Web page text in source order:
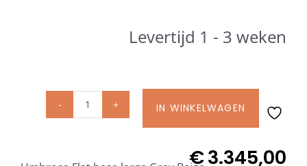
Glatz stofstalen collectie Sampleboeken
Umbrosa en Paraflex parasoldoeken
Levertijd 1 - 3 weken
Umbrosa
IN WINKELWAGEN
€3.345,00